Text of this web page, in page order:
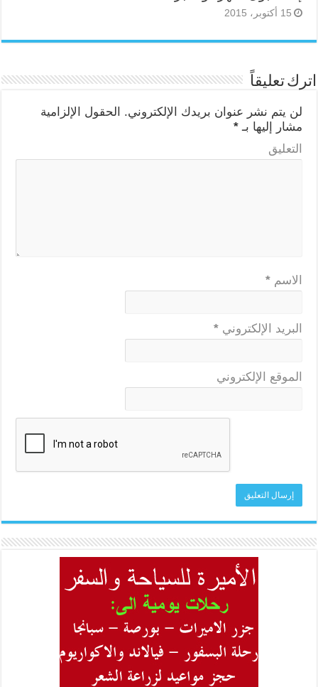
15 أكتوبر، 2015
اترك تعليقاً
لن يتم نشر عنوان بريدك الإلكتروني. الحقول الإلزامية
مشار إليها بـ*
التعليق
الاسم*
البريد الإلكتروني*
الموقع الإلكتروني